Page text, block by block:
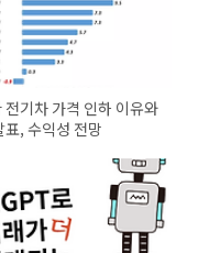
전기차 가격 인하 이유와
표, 수익성 전망